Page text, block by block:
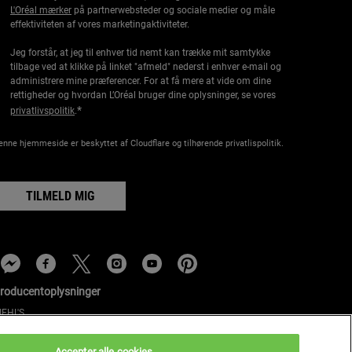
L'Oréal mærker på partnerwebsteder og sociale medier og måle
effektiviteten af vores marketingaktiviteter.
Jeg forstår, at jeg til enhver tid nemt kan trække mit samtykke
tilbage ved at klikke på linket "afmeld" nederst i enhver e-mail og
administrere mine præferencer. For at få mere at vide om dine
rettigheder og hvordan L’Oréal bruger dine oplysninger, se vores
privatlivspolitik.*
hjemmeside er beskyttet af Cloudflare og tilhørende privatlispolitik.
TILMELD MIG